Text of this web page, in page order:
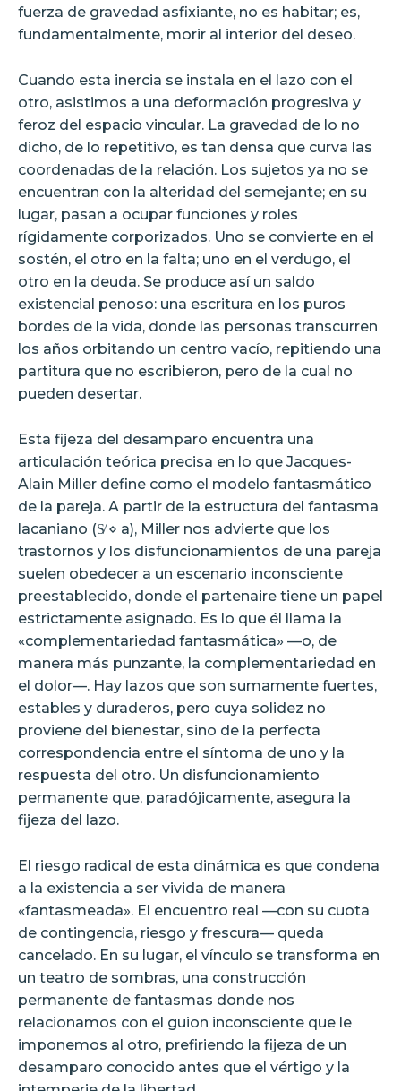
fuerza de gravedad asfixiante, no es habitar; es,
fundamentalmente, morir al interior del deseo.
Cuando esta inercia se instala en el lazo con el
otro, asistimos a una deformación progresiva y
feroz del espacio vincular. La gravedad de lo no
dicho, de lo repetitivo, es tan densa que curva las
coordenadas de la relación. Los sujetos ya no se
encuentran con la alteridad del semejante; en su
lugar, pasan a ocupar funciones y roles
rígidamente corporizados. Uno se convierte en el
sostén, el otro en la falta; uno en el verdugo, el
otro en la deuda. Se produce así un saldo
existencial penoso: una escritura en los puros
bordes de la vida, donde las personas transcurren
los años orbitando un centro vacío, repitiendo una
partitura que no escribieron, pero de la cual no
pueden desertar.
Esta fijeza del desamparo encuentra una
articulación teórica precisa en lo que Jacques-
Alain Miller define como el modelo fantasmático
de la pareja. A partir de la estructura del fantasma
lacaniano (S̸ ⋄ a), Miller nos advierte que los
trastornos y los disfuncionamientos de una pareja
suelen obedecer a un escenario inconsciente
preestablecido, donde el partenaire tiene un papel
estrictamente asignado. Es lo que él llama la
«complementariedad fantasmática» —o, de
manera más punzante, la complementariedad en
el dolor—. Hay lazos que son sumamente fuertes,
estables y duraderos, pero cuya solidez no
proviene del bienestar, sino de la perfecta
correspondencia entre el síntoma de uno y la
respuesta del otro. Un disfuncionamiento
permanente que, paradójicamente, asegura la
fijeza del lazo.
El riesgo radical de esta dinámica es que condena
a la existencia a ser vivida de manera
«fantasmeada». El encuentro real —con su cuota
de contingencia, riesgo y frescura— queda
cancelado. En su lugar, el vínculo se transforma en
un teatro de sombras, una construcción
permanente de fantasmas donde nos
relacionamos con el guion inconsciente que le
imponemos al otro, prefiriendo la fijeza de un
desamparo conocido antes que el vértigo y la